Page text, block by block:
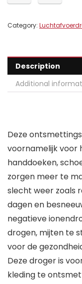
Category:
Description
Additional
Deze
voornamelijk voor
handdoeken,
zorgen meer te
slecht weer zoals
dagen en
negatieve
drogen, mijten te
voor de
Deze droger is
kleding te